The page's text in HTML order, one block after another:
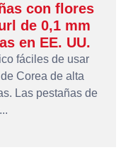
con flores
de 0,1 mm
en EE. UU.
fáciles de usar
Corea de alta
Las pestañas de